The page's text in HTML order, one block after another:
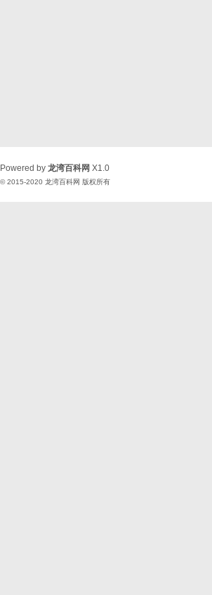
Powered by 龙湾百科网 X1.0
© 2015-2020 龙湾百科网 版权所有